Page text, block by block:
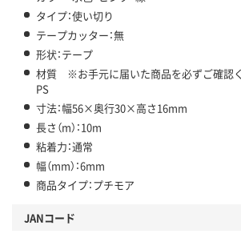
タイプ：使い切り
テープカッター：無
形状：テープ
材質 ※お手元に届いた商品を必ずご確認く
PS
寸法：幅56×奥行30×高さ16mm
長さ（m）：10m
粘着力：通常
幅（mm）：6mm
商品タイプ：プチモア
JANコード